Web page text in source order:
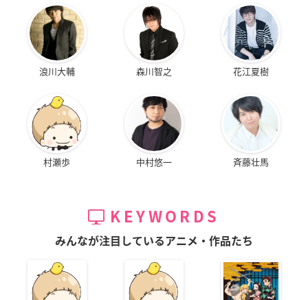
浪川大輔 森川智之 花江夏樹
村瀬歩 中村悠一 斉藤壮馬
KEYWORDS
みんなが注目しているアニメ・作品たち